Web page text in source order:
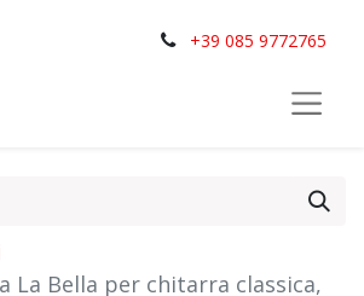
+39 085 9772765
La Bella per chitarra classica,